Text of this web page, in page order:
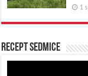
1
Recept sedmice